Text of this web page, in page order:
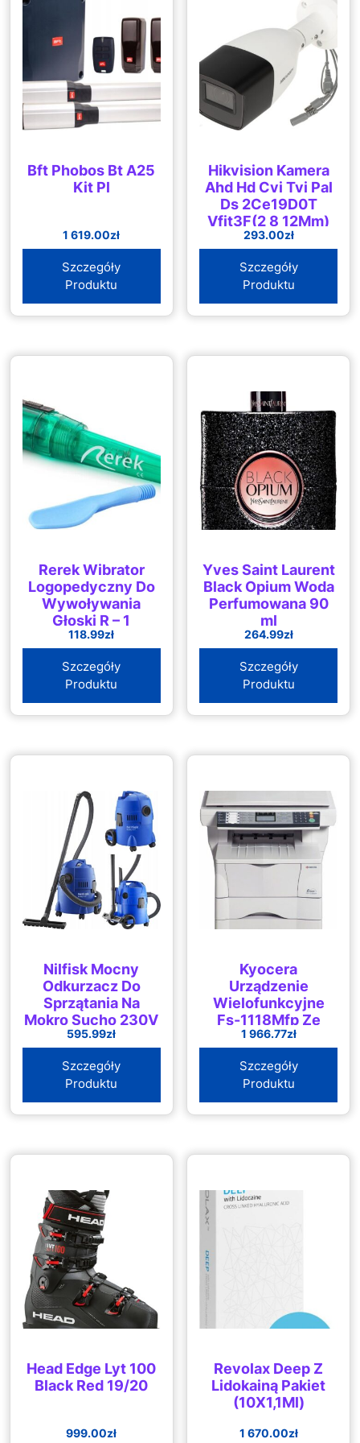
Bft Phobos Bt A25
Kit Pl
1 619.00zł
Szczegóły
Produktu
Hikvision Kamera
Ahd Hd Cvi Tvi Pal
Ds 2Ce19D0T
Vfit3F(2 8 12Mm)
(C) 1080P 2 7 13
293.00zł
Szczegóły
Produktu
Rerek Wibrator
Logopedyczny Do
Wywoływania
Głoski R – 1
Końcówka
118.99zł
Szczegóły
Produktu
Yves Saint Laurent
Black Opium Woda
Perfumowana 90
ml
264.99zł
Szczegóły
Produktu
Nilfisk Mocny
Odkurzacz Do
Sprzątania Na
Mokro Sucho 230V
595.99zł
Szczegóły
Produktu
Kyocera
Urządzenie
Wielofunkcyjne
Fs-1118Mfp Ze
Skanerem Drukarką
Monochromatyczna
1 966.77zł
Szczegóły
Produktu
Head Edge Lyt 100
Black Red 19/20
999.00zł
Revolax Deep Z
Lidokainą Pakiet
(10X1,1Ml)
1 670.00zł